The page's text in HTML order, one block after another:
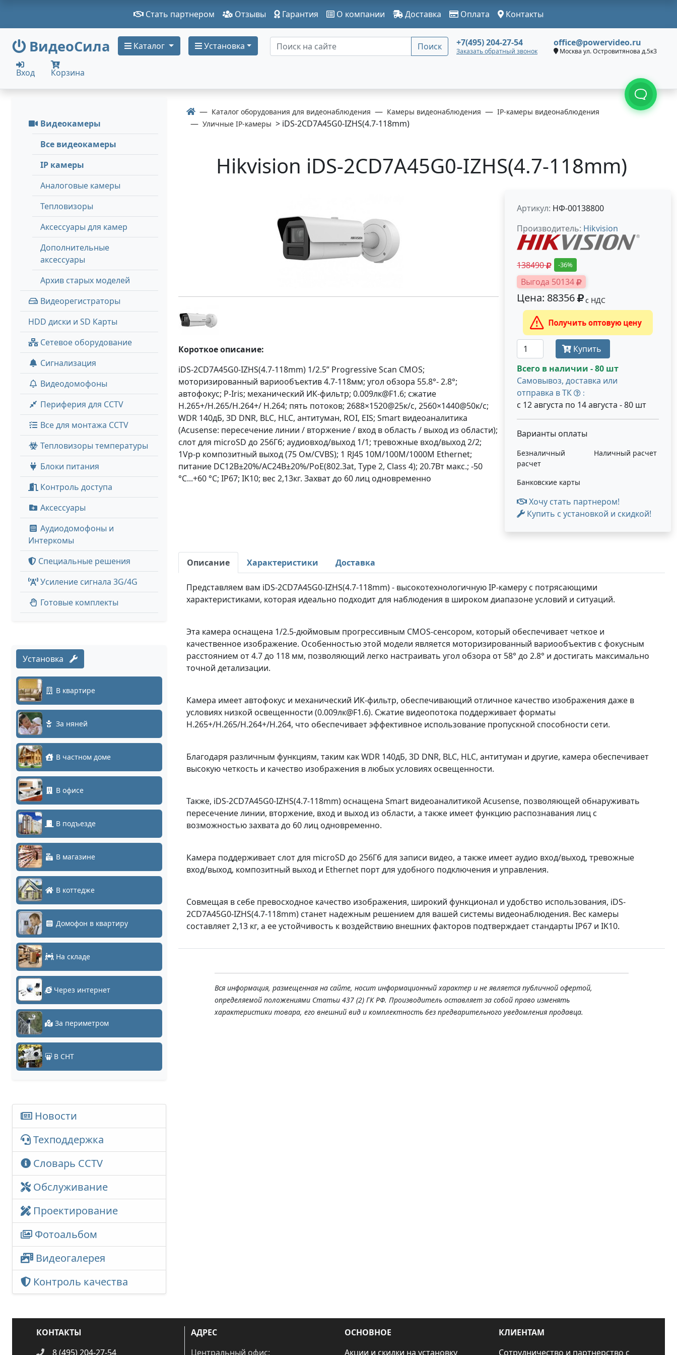
Стать партнером Отзывы Гарантия О компании Доставка Оплата Контакты
ВидеоСила Каталог Установка Поиск +7(495) 204-27-54
Заказать обратный звонок
office@powervideo.ru
Москва ул. Островитянова д.5к3
Вход Корзина
Видеокамеры
Все видеокамеры
IP камеры
Аналоговые камеры
Тепловизоры
Аксессуары для камер
Дополнительные
аксессуары
Архив старых моделей
Видеорегистраторы
HDD диски и SD Карты
Сетевое оборудование
Сигнализация
Видеодомофоны
Периферия для CCTV
Все для монтажа CCTV
Тепловизоры температуры
Блоки питания
Контроль доступа
Аксессуары
Аудиодомофоны и
Интеркомы
Специальные решения
Усиление сигнала 3G/4G
Готовые комплекты
Установка
В квартире
За няней
В частном доме
В офисе
В подъезде
В магазине
В коттедже
Домофон в квартиру
На складе
Через интернет
За периметром
В СНТ
Новости
Техподдержка
Словарь CCTV
Обслуживание
Проектирование
Фотоальбом
Видеогалерея
Контроль качества
Каталог оборудования для видеонаблюдения Камеры видеонаблюдения
IP-камеры видеонаблюдения
Уличные IP-камеры > iDS-2CD7A45G0-IZHS(4.7-118mm)
Hikvision iDS-2CD7A45G0-IZHS(4.7-118mm)
Короткое описание:
iDS-2CD7A45G0-IZHS(4.7-118mm) 1/2.5’’ Progressive Scan CMOS;
моторизированный вариообъектив 4.7-118мм; угол обзора 55.8°- 2.8°;
автофокус; P-Iris; механический ИК-фильтр; 0.009лк@F1.6; сжатие
H.265+/H.265/H.264+/ H.264; пять потоков; 2688×1520@25к/с, 2560×1440@50к/с;
WDR 140дБ, 3D DNR, BLC, HLC, антитуман, ROI, EIS; Smart видеоаналитика
(Acusense: пересечение линии / вторжение / вход в область / выход из области);
слот для microSD до 256Гб; аудиовход/выход 1/1; тревожные вход/выход 2/2;
1Vp-p композитный выход (75 Ом/CVBS); 1 RJ45 10M/100M/1000M Ethernet;
питание DC12В±20%/AC24В±20%/PoE(802.3at, Type 2, Class 4); 20.7Вт макс.; -50
°C...+60 °C; IP67; IK10; вес 2,13кг. Захват до 60 лиц одновременно
Артикул: НФ-00138800
Производитель: Hikvision
138490 -36%
Выгода 50134
Цена: 88356 с НДС
Получить оптовую цену
Купить
Всего в наличии - 80 шт
Самовывоз, доставка или
отправка в ТК
:
с 12 августа по 14 августа - 80 шт
Варианты оплаты
Безналичный
расчет
Наличный расчет
Банковские карты
Хочу стать партнером!
Купить с установкой и скидкой!
Описание Характеристики Доставка
Представляем вам iDS-2CD7A45G0-IZHS(4.7-118mm) - высокотехнологичную IP-камеру с потрясающими
характеристиками, которая идеально подходит для наблюдения в широком диапазоне условий и ситуаций.
Эта камера оснащена 1/2.5-дюймовым прогрессивным CMOS-сенсором, который обеспечивает четкое и
качественное изображение. Особенностью этой модели является моторизированный вариообъектив с фокусным
расстоянием от 4.7 до 118 мм, позволяющий легко настраивать угол обзора от 58° до 2.8° и достигать максимально
точной детализации.
Камера имеет автофокус и механический ИК-фильтр, обеспечивающий отличное качество изображения даже в
условиях низкой освещенности (0.009лк@F1.6). Сжатие видеопотока поддерживает форматы
H.265+/H.265/H.264+/H.264, что обеспечивает эффективное использование пропускной способности сети.
Благодаря различным функциям, таким как WDR 140дБ, 3D DNR, BLC, HLC, антитуман и другие, камера обеспечивает
высокую четкость и качество изображения в любых условиях освещенности.
Также, iDS-2CD7A45G0-IZHS(4.7-118mm) оснащена Smart видеоаналитикой Acusense, позволяющей обнаруживать
пересечение линии, вторжение, вход и выход из области, а также имеет функцию распознавания лиц с
возможностью захвата до 60 лиц одновременно.
Камера поддерживает слот для microSD до 256Гб для записи видео, а также имеет аудио вход/выход, тревожные
вход/выход, композитный выход и Ethernet порт для удобного подключения и управления.
Совмещая в себе превосходное качество изображения, широкий функционал и удобство использования, iDS-
2CD7A45G0-IZHS(4.7-118mm) станет надежным решением для вашей системы видеонаблюдения. Вес камеры
составляет 2,13 кг, а ее устойчивость к воздействию внешних факторов подтверждает стандарты IP67 и IK10.
Вся информация, размещенная на сайте, носит информационный характер и не является публичной офертой,
определяемой положениями Статьи 437 (2) ГК РФ. Производитель оставляет за собой право изменять
характеристики товара, его внешний вид и комплектность без предварительного уведомления продавца.
КОНТАКТЫ
8 (495) 204-27-54
АДРЕС
Центральный офис:
ОСНОВНОЕ
Акции и скидки на установку
КЛИЕНТАМ
Сотрудничество и партнерство с